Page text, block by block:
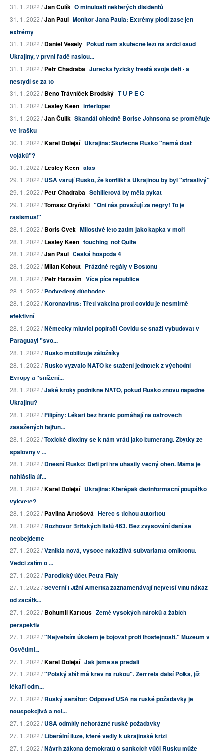
31. 1. 2022 /Jan Čulík O minulosti některých disidentů
31. 1. 2022 /Jan Paul Monitor Jana Paula: Extrémy plodí zase jen
extrémy
31. 1. 2022 /Daniel Veselý Pokud nám skutečně leží na srdci osud
Ukrajiny, v první řadě naslou...
31. 1. 2022 /Petr Chadraba Jurečka fyzicky trestá svoje děti - a
nestydí se za to
31. 1. 2022 /Beno Trávníček Brodský T U P E C
31. 1. 2022 /Lesley Keen interloper
31. 1. 2022 /Jan Čulík Skandál ohledně Borise Johnsona se proměňuje
ve frašku
30. 1. 2022 /Karel Dolejší Ukrajina: Skutečně Rusko "nemá dost
vojáků"?
30. 1. 2022 /Lesley Keen alas
29. 1. 2022 /USA varují Rusko, že konflikt s Ukrajinou by byl "strašlivý"
29. 1. 2022 /Petr Chadraba Schillerová by měla pykat
29. 1. 2022 /Tomasz Oryński "Oni nás považují za negry! To je
rasismus!"
28. 1. 2022 /Boris Cvek Milostivé léto zatím jako kapka v moři
28. 1. 2022 /Lesley Keen touching_not Quite
28. 1. 2022 /Jan Paul Česká hospoda 4
28. 1. 2022 /Milan Kohout Prázdné regály v Bostonu
28. 1. 2022 /Petr Haraším Více píce republice
28. 1. 2022 /Podvedený důchodce
28. 1. 2022 /Koronavirus: Třetí vakcína proti covidu je nesmírně
efektivní
28. 1. 2022 /Německy mluvící popírači Covidu se snaží vybudovat v
Paraguayi "svo...
28. 1. 2022 /Rusko mobilizuje záložníky
28. 1. 2022 /Rusko vyzvalo NATO ke stažení jednotek z východní
Evropy a "snížení...
28. 1. 2022 /Jaké kroky podnikne NATO, pokud Rusko znovu napadne
Ukrajinu?
28. 1. 2022 /Filipíny: Lékaři bez hranic pomáhají na ostrovech
zasažených tajfun...
28. 1. 2022 /Toxické dioxiny se k nám vrátí jako bumerang. Zbytky ze
spalovny v ...
28. 1. 2022 /Dnešní Rusko: Děti při hře uhasily věčný oheň. Máma je
nahlásila úř...
28. 1. 2022 /Karel Dolejší Ukrajina: Kterépak dezinformační poupátko
vykvete?
28. 1. 2022 /Pavlína Antošová Herec s tichou autoritou
28. 1. 2022 /Rozhovor Britských listů 463. Bez zvyšování daní se
neobejdeme
27. 1. 2022 /Vznikla nová, vysoce nakažlivá subvarianta omikronu.
Vědci zatím o ...
27. 1. 2022 /Parodický účet Petra Fialy
27. 1. 2022 /Severní i Jižní Amerika zaznamenávají největší vlnu nákaz
od začátk...
27. 1. 2022 /Bohumil Kartous Země vysokých nároků a žabích
perspektiv
27. 1. 2022 /"Největším úkolem je bojovat proti lhostejnosti." Muzeum v
Osvětimi...
27. 1. 2022 /Karel Dolejší Jak jsme se předali
27. 1. 2022 /"Polský stát má krev na rukou". Zemřela další Polka, jíž
lékaři odm...
27. 1. 2022 /Ruský senátor: Odpověď USA na ruské požadavky je
neuspokojivá a nel...
27. 1. 2022 /USA odmítly nehorázné ruské požadavky
27. 1. 2022 /Liberální iluze, které vedly k ukrajinské krizi
27. 1. 2022 /Návrh zákona demokratů o sankcích vůči Rusku může